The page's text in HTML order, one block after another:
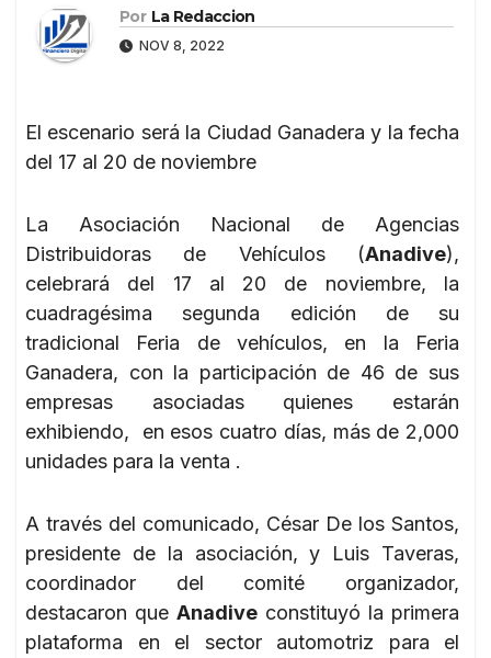
Por La Redaccion
NOV 8, 2022
El escenario será la Ciudad Ganadera y la fecha
del 17 al 20 de noviembre
La Asociación Nacional de Agencias
Distribuidoras de Vehículos (Anadive),
celebrará del 17 al 20 de noviembre, la
cuadragésima segunda edición de su
tradicional Feria de vehículos, en la Feria
Ganadera, con la participación de 46 de sus
empresas asociadas quienes estarán
exhibiendo, en esos cuatro días, más de 2,000
unidades para la venta .
A través del comunicado, César De los Santos,
presidente de la asociación, y Luis Taveras,
coordinador del comité organizador,
destacaron que Anadive constituyó la primera
plataforma en el sector automotriz para el